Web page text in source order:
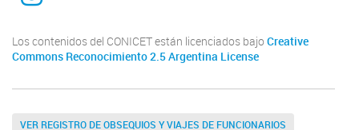
Los contenidos del CONICET están licenciados bajo Creative
Commons Reconocimiento 2.5 Argentina License
VER REGISTRO DE OBSEQUIOS Y VIAJES DE FUNCIONARIOS